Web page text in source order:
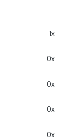
1x
0x
0x
0x
0x